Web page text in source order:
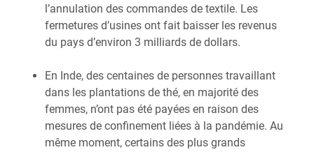
l’annulation des commandes de textile. Les
fermetures d’usines ont fait baisser les revenus
du pays d’environ 3 milliards de dollars.
En Inde, des centaines de personnes travaillant
dans les plantations de thé, en majorité des
femmes, n’ont pas été payées en raison des
mesures de confinement liées à la pandémie. Au
même moment, certains des plus grands